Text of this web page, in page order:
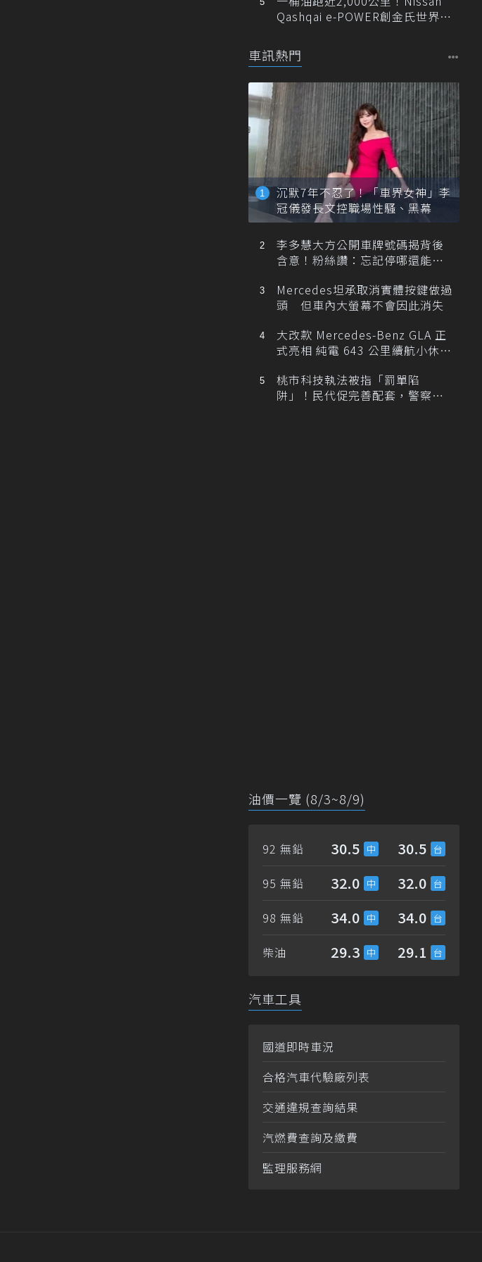
Qashqai e-POWER創金氏世界紀
車訊熱門
沉默7年不忍了！「車界女神」李
冠儀發長文控職場性騷、黑幕
李多慧大方公開車牌號碼揭背後
含意！粉絲讚：忘記停哪還能幫
Mercedes坦承取消實體按鍵做過
頭 但車內大螢幕不會因此消失
大改款 Mercedes-Benz GLA 正
式亮相 純電 643 公里續航小休
桃市科技執法被指「罰單陷
阱」！民代促完善配套，警察局
油價一覽 (8/3~8/9)
92 無鉛 30.5 30.5
95 無鉛 32.0 32.0
98 無鉛 34.0 34.0
柴油 29.3 29.1
汽車工具
國道即時車況
合格汽車代驗廠列表
交通違規查詢結果
汽燃費查詢及繳費
監理服務網